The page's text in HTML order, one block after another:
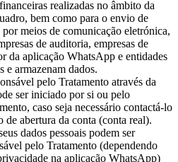
realizadas no âmbito da
bem como para o envio de
meios de comunicação eletrónica,
de auditoria, empresas de
da aplicação WhatsApp e entidades
e armazenam dados.
pelo Tratamento através da
ser iniciado por si ou pelo
caso seja necessário contactá-lo
de abertura da conta (conta real).
dados pessoais podem ser
pelo Tratamento (dependendo
na aplicação WhatsApp)